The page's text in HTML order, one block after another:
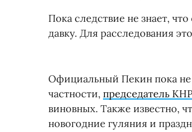
Пока следствие не знает,
давку. Для расследования
Официальный Пекин пока
частности, председатель
виновных. Также известно,
новогодние гуляния и